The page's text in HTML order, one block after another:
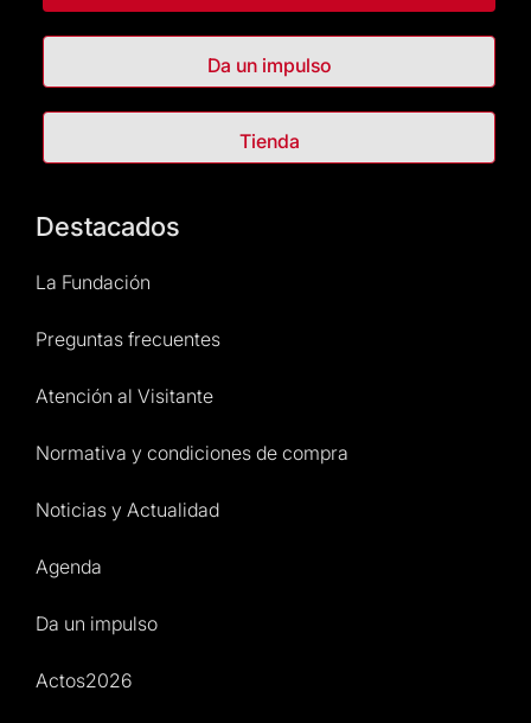
Da un impulso
Tienda
Destacados
La Fundación
Preguntas frecuentes
Atención al Visitante
Normativa y condiciones de compra
Noticias y Actualidad
Agenda
Da un impulso
Actos2026